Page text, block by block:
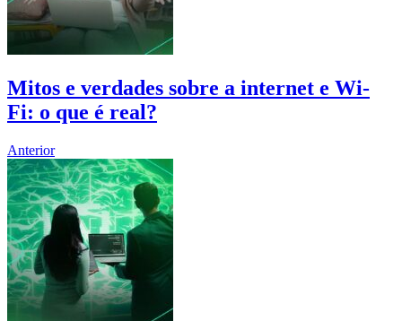
Mitos e verdades sobre a internet e Wi-
Fi: o que é real?
Anterior